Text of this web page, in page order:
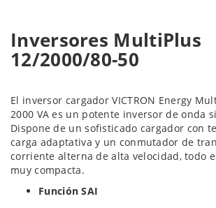
Inversores MultiPlus
12/2000/80-50
El inversor cargador VICTRON Energy
2000 VA es un potente inversor de onda
Dispone de un sofisticado cargador con
carga adaptativa y un conmutador de
corriente alterna de alta velocidad, todo
muy compacta.
Función SAI